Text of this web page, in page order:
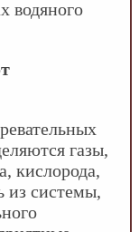
водяного
газы,
кислорода,
из системы,